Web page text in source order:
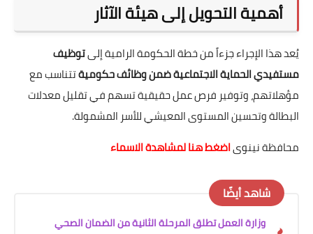
أهمية التحويل إلى هيئة الآثار
يُعد هذا الإجراء جزءاً من خطة الحكومة الرامية إلىتوظيف
مستفيدي الحماية الاجتماعية ضمن وظائف حكوميةتتناسب مع
مؤهلاتهم، وتوفير فرص عمل حقيقية تسهم في تقليل معدلات
البطالة وتحسين المستوى المعيشي للأسر المشمولة.
محافظة نينوىاضغط هنا لمشاهدة الاسماء
شاهد أيضًا
وزارة العمل تطلق المرحلة الثانية من الضمان الصحي